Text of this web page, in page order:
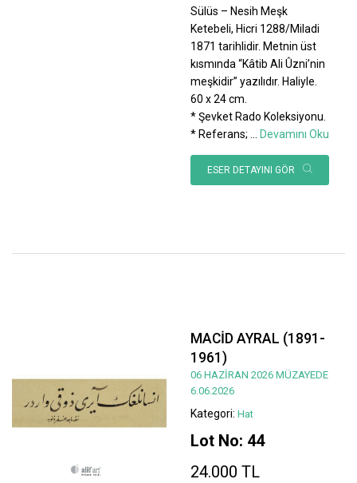
Sülüs – Nesih Meşk
Ketebeli, Hicri 1288/Miladi
1871 tarihlidir. Metnin üst
kısmında “Kâtib Ali Ûzni’nin
meşkidir” yazılıdır. Haliyle.
60 x 24 cm.
* Şevket Rado Koleksiyonu.
* Referans;
Devamını Oku
ESER DETAYINI GÖR
MACİD AYRAL (1891-
1961)
06 HAZİRAN 2026 MÜZAYEDE
6.06.2026
Kategori: Hat
Lot No: 44
24.000 TL